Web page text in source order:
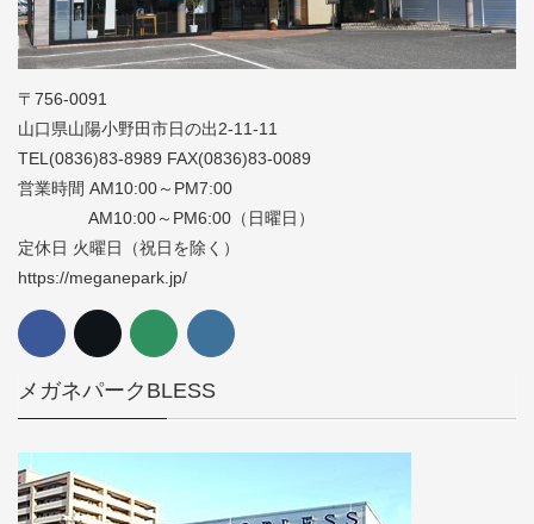
〒756-0091
山口県山陽小野田市日の出2-11-11
TEL(0836)83-8989 FAX(0836)83-0089
営業時間 AM10:00～PM7:00
AM10:00～PM6:00（日曜日）
定休日 火曜日（祝日を除く）
https://meganepark.jp/
メガネパークBLESS